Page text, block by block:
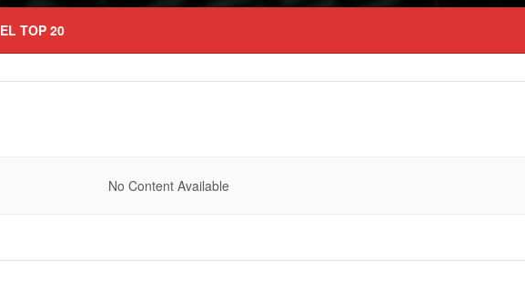
EL TOP 20
No Content Available